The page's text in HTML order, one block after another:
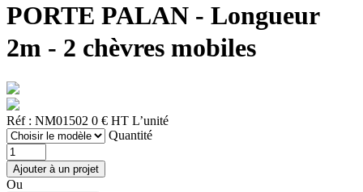
PORTE PALAN - Longueur
2m - 2 chèvres mobiles
Réf : NM01502 0 € HT L’unité
Quantité
Ou